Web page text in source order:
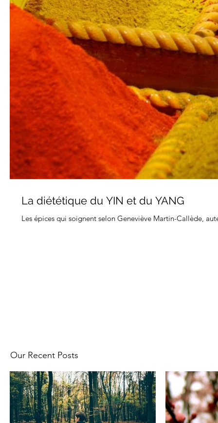
Our Recent Posts
La diététique du YIN et du YANG
Les épices qui soignent selon Geneviève Martin-Callède,